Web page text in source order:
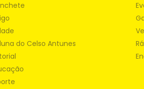
do Celso Antunes